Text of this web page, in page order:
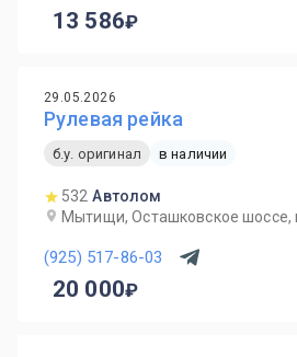
13 586
29.05.2026
Рулевая рейка
б.у. оригинал в наличии
532 Автолом
Мытищи, Осташковское шоссе,
(925) 517-86-03
20 000